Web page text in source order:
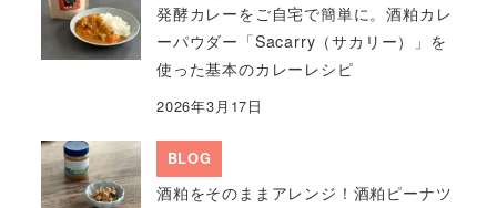
発酵カレーをご自宅で簡単に。酒粕カレ
ーパウダー「Sacarry（サカリー）」を
使った基本のカレーレシピ
2026年3月17日
BLOG
酒粕をそのままアレンジ！酒粕ピーナツ